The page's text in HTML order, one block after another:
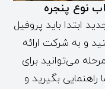
نوع پنجره
ابتدا باید پروفیل
و به شرکت ارائه
می‌توانید برای
راهنمایی بگیرید و